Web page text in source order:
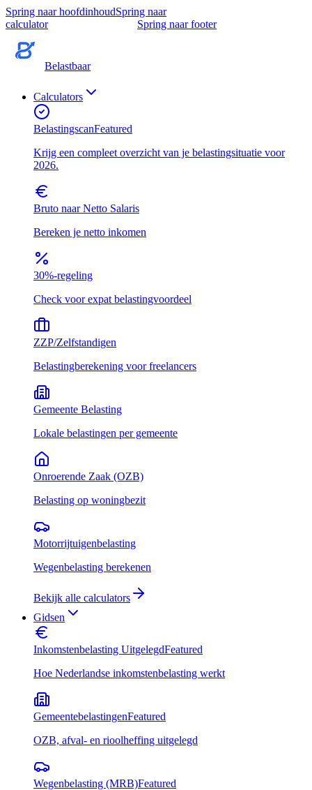
Spring naar hoofdinhoudSpring naar
calculator
Spring naar footer
Belastbaar
Calculators
BelastingscanFeatured
Krijg een compleet overzicht van je belastingsituatie voor
2026.
Bruto naar Netto Salaris
Bereken je netto inkomen
30%-regeling
Check voor expat belastingvoordeel
ZZP/Zelfstandigen
Belastingberekening voor freelancers
Gemeente Belasting
Lokale belastingen per gemeente
Onroerende Zaak (OZB)
Belasting op woningbezit
Motorrijtuigenbelasting
Wegenbelasting berekenen
Bekijk alle calculators
Gidsen
Inkomstenbelasting UitgelegdFeatured
Hoe Nederlandse inkomstenbelasting werkt
GemeentebelastingenFeatured
OZB, afval- en rioolheffing uitgelegd
Wegenbelasting (MRB)Featured